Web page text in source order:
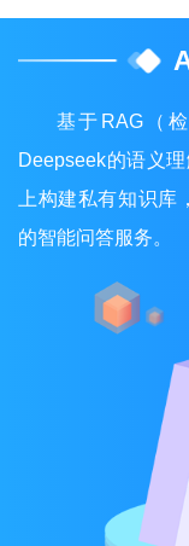
基于RAG（
Deepseek的语义
上构建私有知识
的智能问答服务。